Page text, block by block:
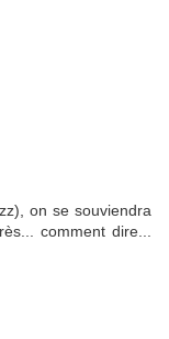
on se souviendra
comment dire...